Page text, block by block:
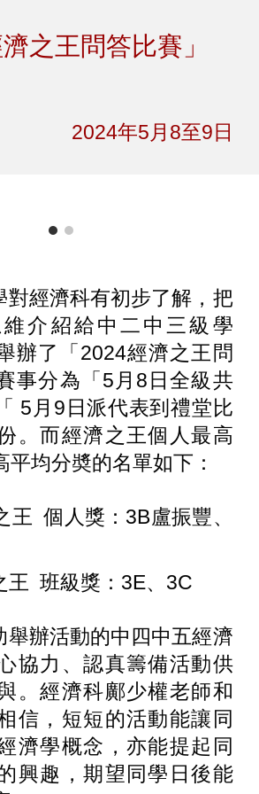
Skip to navigation
濟之王問答比賽」
2024年5月 8至9日
對經濟科有初步了解，把
介紹給中二中三級學
辦了「2024經濟之王問
事分為「5月8日全級共
5月9日派代表到禮堂比
。而經濟之王個人最高
平均分奬的名單如下：
王 個人獎：3B盧振豐、
王 班級獎：3E、3C
舉辦活動的中四中五經濟
協力、認真籌備活動供
。經濟科鄺少權老師和
信，短短的活動能讓同
濟學概念，亦能提起同
興趣，期望同學日後能